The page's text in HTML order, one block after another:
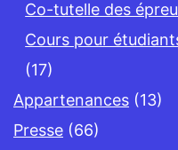
Co-tutelle des
Cours pour
(17)
Appartenances (13)
Presse (66)